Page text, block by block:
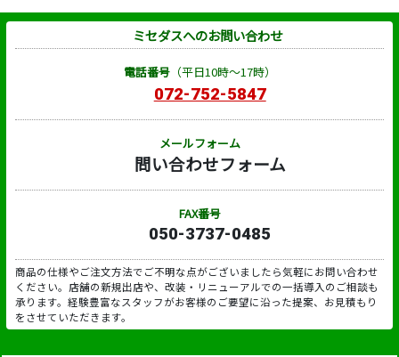
ミセダスへのお問い合わせ
電話番号（平日10時～17時）
072-752-5847
メールフォーム
問い合わせフォーム
FAX番号
050-3737-0485
商品の仕様やご注文方法でご不明な点がございましたら気軽にお問い合わせ
ください。店舗の新規出店や、改装・リニューアルでの一括導入のご相談も
承ります。経験豊富なスタッフがお客様のご要望に沿った提案、お見積もり
をさせていただきます。